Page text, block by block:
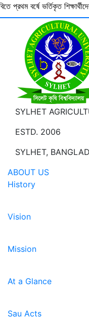
প্রথম বর্ষে ভর্তিকৃত
SYLHET
ESTD. 2006
SYLHET,
ABOUT US
History
Vision
Mission
At a Glance
Sau Acts